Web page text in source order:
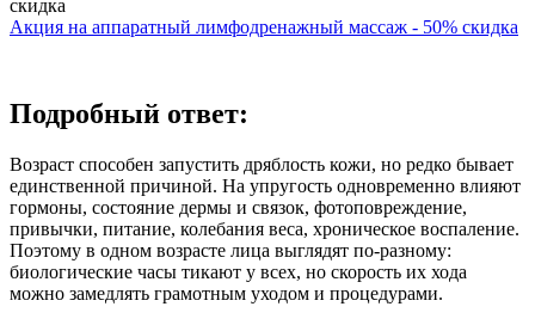
Акция на аппаратный лимфодренажный массаж - 50% скидка
Подробный ответ:
Возраст способен запустить дряблость кожи, но редко бывает
единственной причиной. На упругость одновременно влияют
гормоны, состояние дермы и связок, фотоповреждение,
привычки, питание, колебания веса, хроническое воспаление.
Поэтому в одном возрасте лица выглядят по‑разному:
биологические часы тикают у всех, но скорость их хода
можно замедлять грамотным уходом и процедурами.